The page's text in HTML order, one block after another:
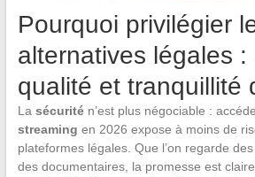
Pourquoi privilégier
alternatives légales :
qualité et tranquillité
La sécuritén’est plus négociable :
streaming en 2026 expose à moins de
plateformes légales. Que l’on regarde
des documentaires, la promesse est